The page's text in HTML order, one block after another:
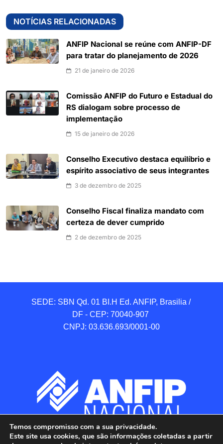
NOTÍCIAS RELACIONADAS
ANFIP Nacional se reúne com ANFIP-DF
para tratar do planejamento de 2026
21 de janeiro de 2026
Comissão ANFIP do Futuro e Estadual do
RS dialogam sobre processo de
implementação
15 de janeiro de 2026
Conselho Executivo destaca equilíbrio e
espírito associativo de seus integrantes
3 de dezembro de 2025
Conselho Fiscal finaliza mandato com
certeza de dever cumprido
2 de dezembro de 2025
SEDE: SBN Qd. 01 BI.H Ed. ANFIP, Brasilia /
DF - CEP: 70040-907
CNPJ: 03.636.693/0001-00
Temos compromisso com a sua privacidade.
Este site usa cookies, que são informações coletadas a partir